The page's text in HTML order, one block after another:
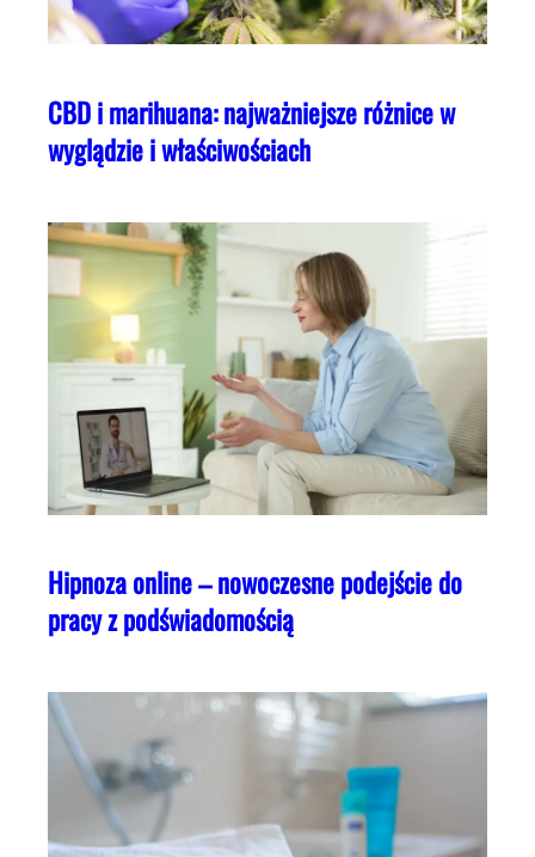
CBD i marihuana: najważniejsze różnice w
wyglądzie i właściwościach
Hipnoza online – nowoczesne podejście do
pracy z podświadomością